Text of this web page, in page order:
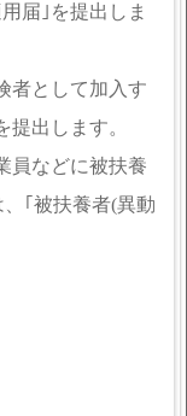
届｣を提出しま
者として加入す
出します。
員などに被扶養
｢被扶養者(異動